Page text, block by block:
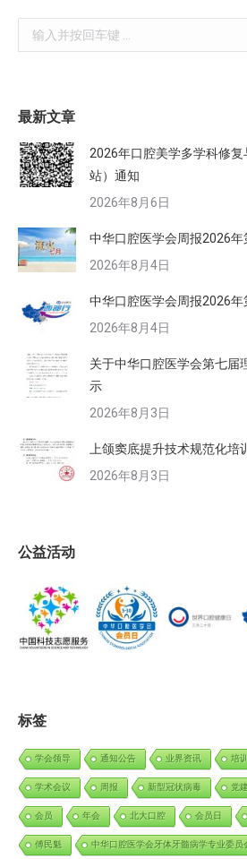
Search:
最新文章
2026年口腔美学多学科修
站）通知
2026年8月6日
中华口腔医学会周报2026年
2026年8月4日
中华口腔医学会周报2026年
2026年8月4日
关于中华口腔医学会第七届
示
2026年8月3日
上颌窦底提升技术规范化
2026年8月3日
公益活动
标签
学会领导 通知公告 业界资讯 培
学术会议 周报 新型冠状病毒 党
会员 年会 北大口腔 会员日
傅民魁 中华口腔医学会牙体牙髓病学专业委员